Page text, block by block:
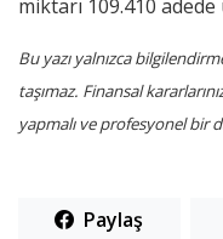
miktarı 109.410 adede
Bu yazı yalnızca
taşımaz. Finansal
yapmalı ve profesyonel bir
Paylaş